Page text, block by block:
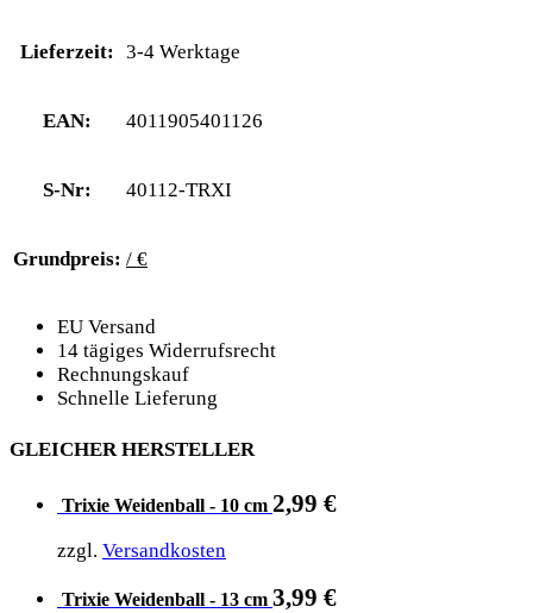
Lieferzeit: 3-4 Werktage
EAN: 4011905401126
S-Nr: 40112-TRXI
Grundpreis: / €
EU Versand
14 tägiges Widerrufsrecht
Rechnungskauf
Schnelle Lieferung
GLEICHER HERSTELLER
Trixie Weidenball - 10 cm 2,99 €
zzgl. Versandkosten
Trixie Weidenball - 13 cm 3,99 €